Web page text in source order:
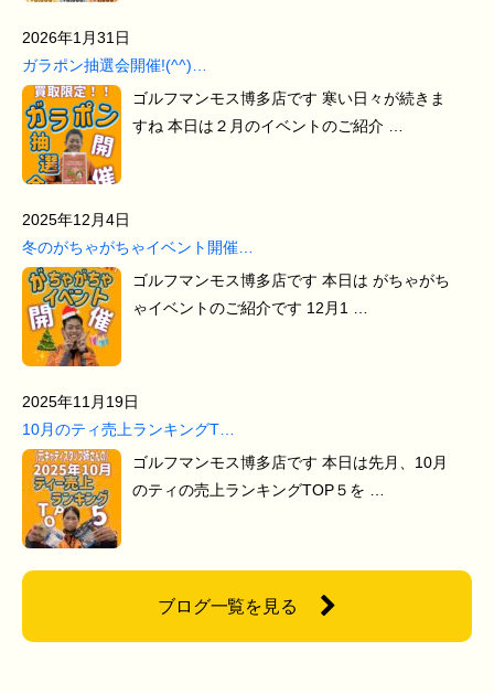
2026年1月31日
ガラポン抽選会開催!(^^)…
ゴルフマンモス博多店です 寒い日々が続きま
すね 本日は２月のイベントのご紹介 …
2025年12月4日
冬のがちゃがちゃイベント開催…
ゴルフマンモス博多店です 本日は がちゃがち
ゃイベントのご紹介です 12月1 …
2025年11月19日
10月のティ売上ランキングT…
ゴルフマンモス博多店です 本日は先月、10月
のティの売上ランキングTOP５を …
ブログ一覧を見る